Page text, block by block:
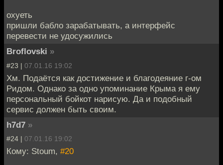
охуеть
пришли бабло зарабатывать, а интерфейс
перевести не удосужились
Broflovski »
#23 | 07.01.16 19:02
Хм. Подаётся как достижение и благодеяние г-ом
Ридом. Однако за одно упоминание Крыма я ему
персональный бойкот нарисую. Да и подобный
сервис должен быть своим.
h7d7 »
#24 | 07.01.16 19:02
Кому: Stoum, #20